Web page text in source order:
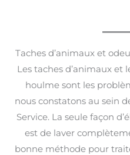
Taches d’animaux et
Les taches d’animaux et
houlme sont les
nous constatons au sein
Service. La seule façon
est de laver
bonne méthode pour